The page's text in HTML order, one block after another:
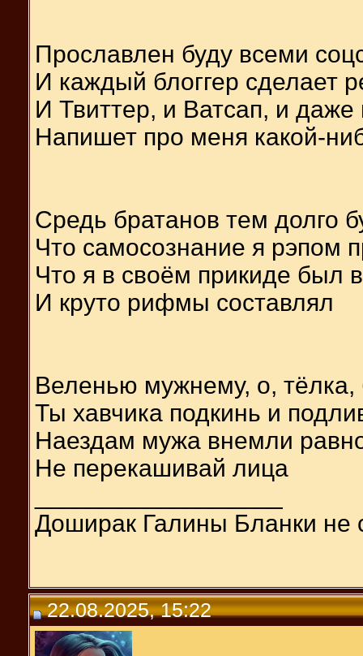
Прославлен буду всеми
И каждый блоггер сделает
И Твиттер, и Ватсап, и
Напишет про меня какой-
Средь братанов тем долго
Что самосознание я рэпом
Что я в своём прикиде был
И круто рифмы составлял
Веленью мужнему, о, тёлка,
Ты хавчика подкинь и
Наездам мужа внемли
Не перекашивай лица
Доширак Галины Бланки не
22.08.2025, 15:22